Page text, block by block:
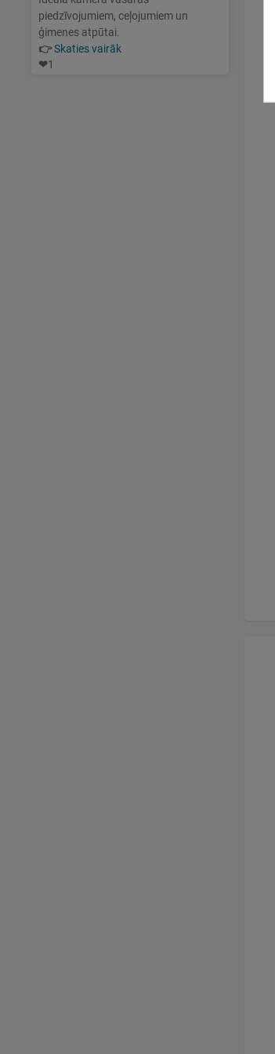
piedzīvojumiem, ceļojumiem un
ģimenes atpūtai.
👉Skaties vairāk
❤1